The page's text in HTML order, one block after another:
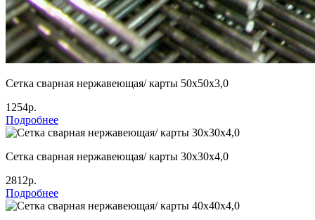
Сетка сварная нержавеющая/ карты 50х50х3,0
1254р.
Подробнее
Сетка сварная нержавеющая/ карты 30х30х4,0
2812р.
Подробнее